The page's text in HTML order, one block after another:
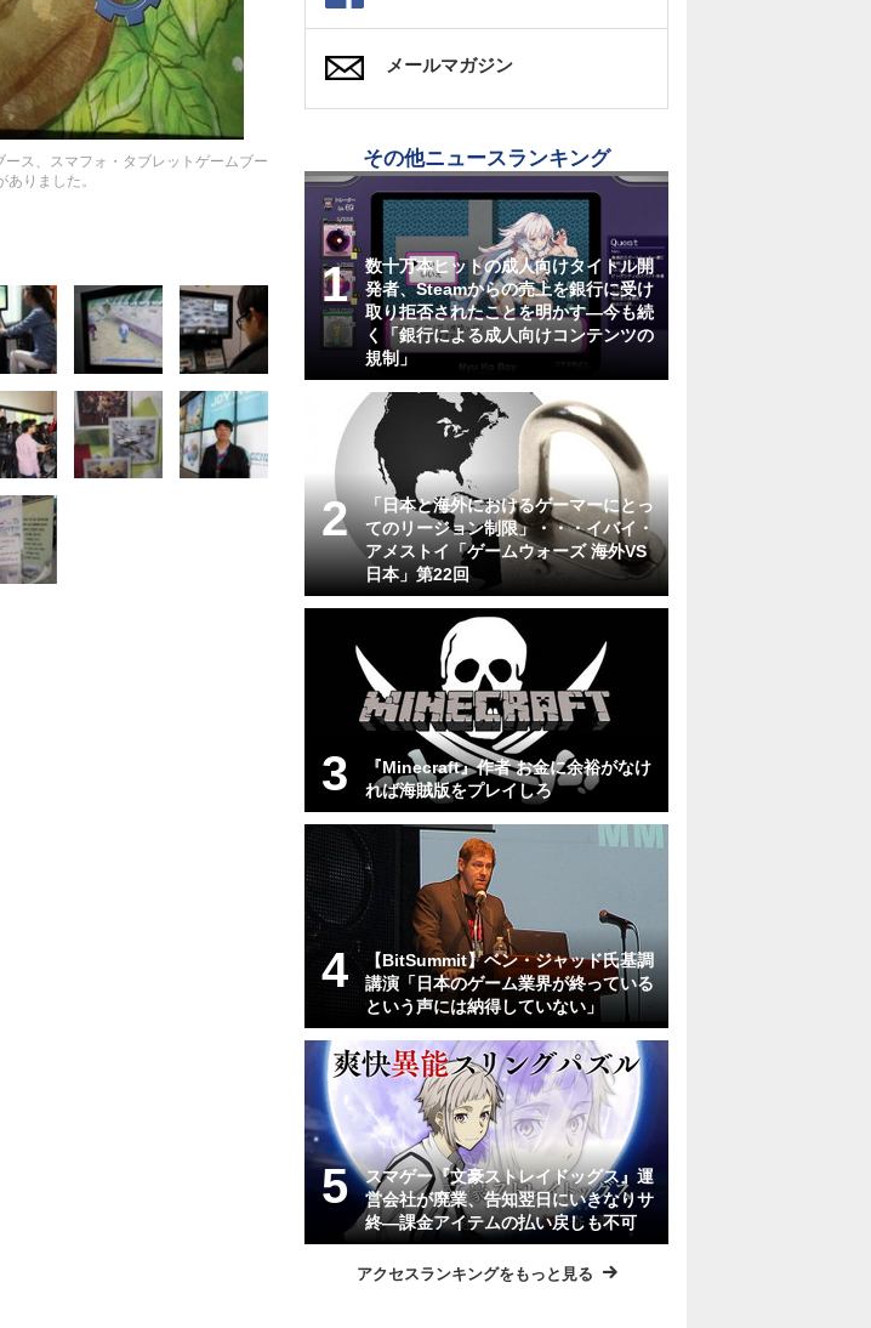
ス、スマフォ・タブレットゲームブー
りました。
メールマガジン
その他ニュースランキング
数十万本ヒットの成人向けタイトル開
発者、Steamからの売上を銀行に受け
取り拒否されたことを明かす―今も続
く「銀行による成人向けコンテンツの
規制」
「日本と海外におけるゲーマーにとっ
てのリージョン制限」・・・イバイ・
アメストイ「ゲームウォーズ 海外VS
日本」第22回
『Minecraft』作者 お金に余裕がなけ
れば海賊版をプレイしろ
【BitSummit】ベン・ジャッド氏基調
講演「日本のゲーム業界が終っている
という声には納得していない」
スマゲー『文豪ストレイドッグス』運
営会社が廃業、告知翌日にいきなりサ
終―課金アイテムの払い戻しも不可
アクセスランキングをもっと見る